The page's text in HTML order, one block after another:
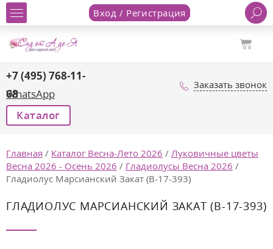
Вход / Регистрация
+7 (495) 768-11-
68
WhatsApp
Заказать звонок
Каталог
Главная / Каталог Весна-Лето 2026 / Луковичные цветы
Весна 2026 - Осень 2026 / Гладиолусы Весна 2026 /
Гладиолус Марсианский Закат (В-17-393)
ГЛАДИОЛУС МАРСИАНСКИЙ ЗАКАТ (В-17-393)